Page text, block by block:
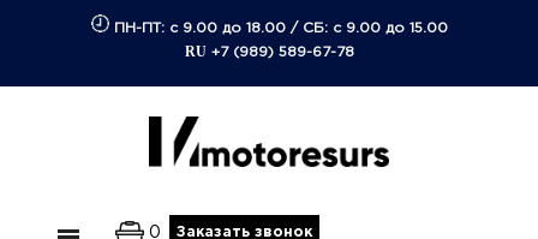
ПН-ПТ: с 9.00 до 18.00/ СБ: с 9.00 до 15.00
RU +7 (989) 589-67-78
0 Заказать звонок